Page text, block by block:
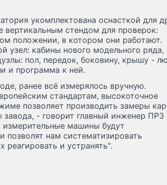
укомплектована оснасткой для
стендом для проверок:
положении, в котором они работают.
узел: кабины нового модельного ряда,
пол, передок, боковину, крышу -
и программа к ней.
ранее всё измерялось вручную.
стандартам, высокоточное
позволяет производить замеры
- говорит главный инженер ПРЗ
машины будут
позволят нам систематизировать
реагировать и устранять".